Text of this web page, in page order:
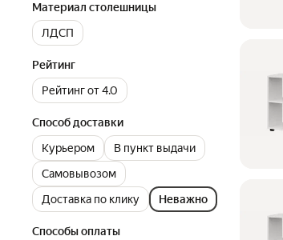
Материал столешницы
ЛДСП
Рейтинг
Рейтинг от 4.0
Способ доставки
Курьером
В пункт выдачи
Самовывозом
Доставка по клику
Неважно
Способы оплаты